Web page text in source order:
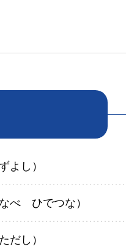
し）
べ ひでつな）
し）